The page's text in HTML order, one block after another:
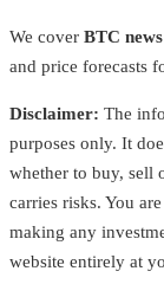
We cover BTC news
and price forecasts
Disclaimer: The
purposes only. It
whether to buy, sell
carries risks. You
making any
website entirely at